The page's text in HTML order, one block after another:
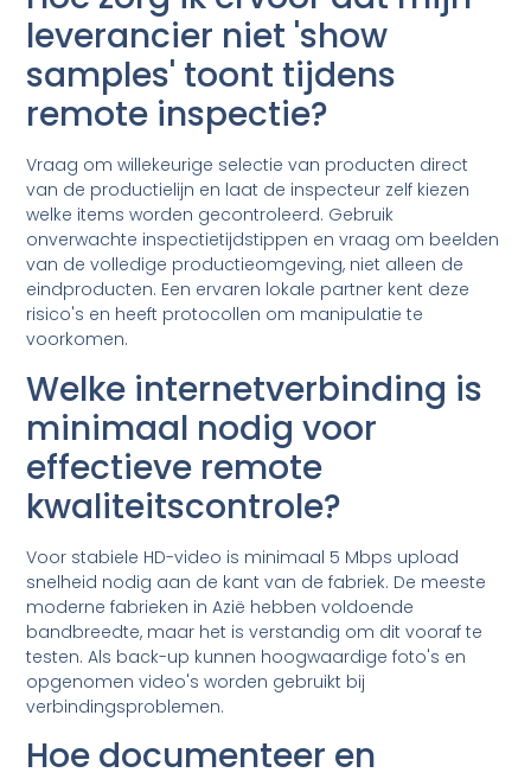
leverancier niet 'show
samples' toont tijdens
remote inspectie?
Vraag om willekeurige selectie van producten direct
van de productielijn en laat de inspecteur zelf kiezen
welke items worden gecontroleerd. Gebruik
onverwachte inspectietijdstippen en vraag om beelden
van de volledige productieomgeving, niet alleen de
eindproducten. Een ervaren lokale partner kent deze
risico's en heeft protocollen om manipulatie te
voorkomen.
Welke internetverbinding is
minimaal nodig voor
effectieve remote
kwaliteitscontrole?
Voor stabiele HD-video is minimaal 5 Mbps upload
snelheid nodig aan de kant van de fabriek. De meeste
moderne fabrieken in Azië hebben voldoende
bandbreedte, maar het is verstandig om dit vooraf te
testen. Als back-up kunnen hoogwaardige foto's en
opgenomen video's worden gebruikt bij
verbindingsproblemen.
Hoe documenteer en